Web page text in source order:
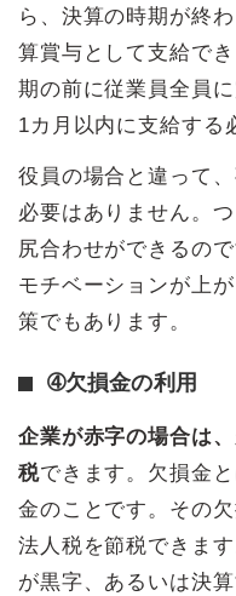
ら、決算の時期が終
算賞与として支給で
期の前に従業員全員
1カ月以内に支給する
役員の場合と違って
必要はありません。
尻合わせができるの
モチベーションが上
策でもあります。
➃欠損金の利用
企業が赤字の場合は
税できます。欠損金
金のことです。その
法人税を節税できま
が黒字、あるいは決